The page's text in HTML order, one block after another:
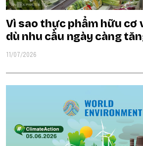
Vì sao thực phẩm hữu cơ
dù nhu cầu ngày càng
11/07/2026